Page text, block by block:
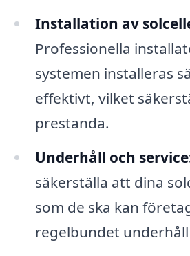
Installation av
Professionella
systemen installeras
effektivt, vilket
prestanda.
Underhåll och
säkerställa att dina
som de ska kan
regelbundet underhåll